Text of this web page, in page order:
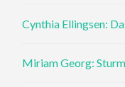
Cynthia Ellingsen:
Miriam Georg: